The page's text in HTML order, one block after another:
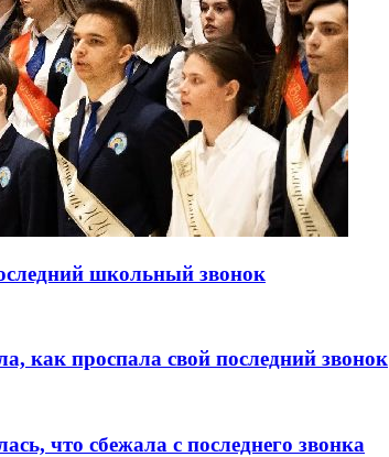
школьный звонок
как проспала свой последний звонок
что сбежала с последнего звонка